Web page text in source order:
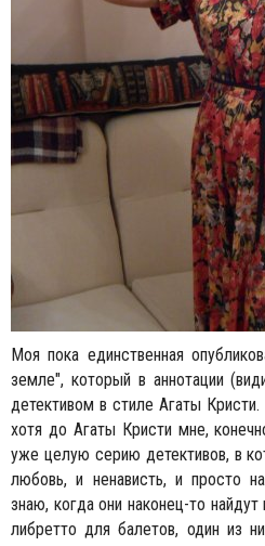
Моя пока единственная
земле", который в аннотации
детективом в стиле Агаты
хотя до Агаты Кристи мне,
уже целую серию детективов, в
любовь, и ненависть, и просто
знаю, когда они наконец-то
либретто для балетов, один из